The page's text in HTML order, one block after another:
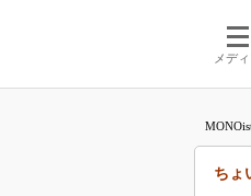
メデ
ちょ